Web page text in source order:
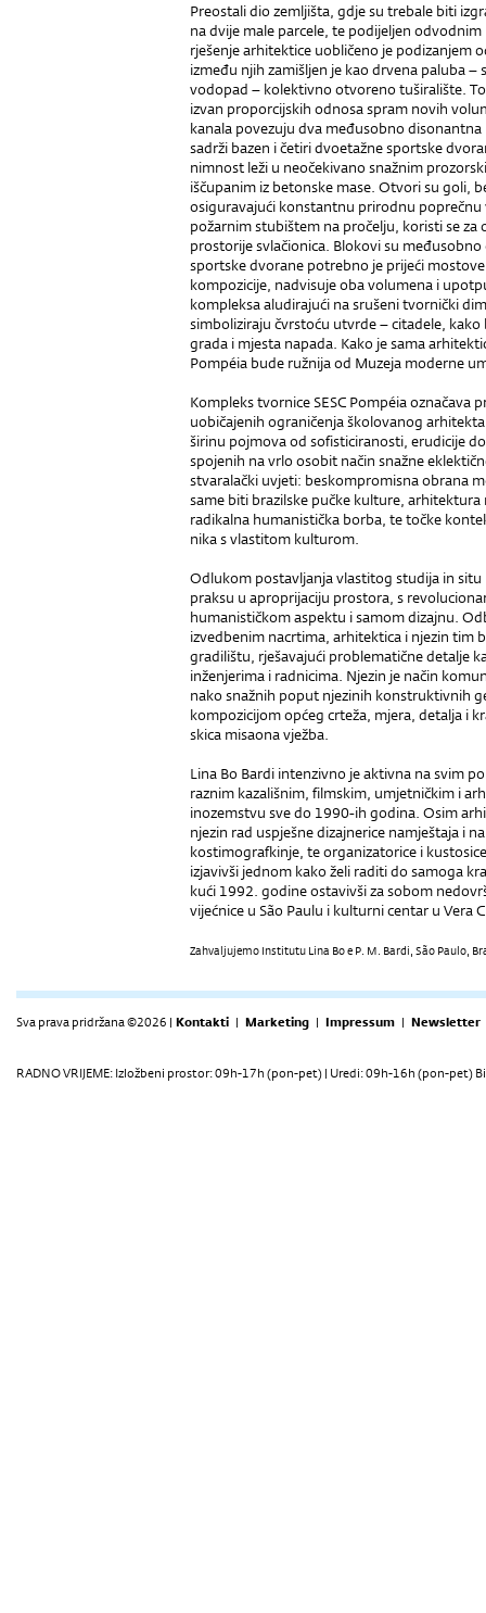
Preostali dio zemljišta, gdje su trebale biti
na dvije male parcele, te podijeljen
rješenje arhitektice uobličeno je podizanjem
između njih zamišljen je kao drvena paluba
vodopad – kolektivno otvoreno tuširalište.
izvan pro­porcijskih odnosa spram novih
kanala povezuju dva me­đusobno
sadrži bazen i četiri dvoetažne sportske
nimnost leži u neočekivano snažnim
iščupanim iz betonske mase. Otvori su goli,
osiguravajući konstantnu prirodnu
požarnim stubištem na pročelju, koristi se
prostorije svlačionica. Blokovi su
sportske dvorane potrebno je prijeći
kompozicije, nadvisuje oba vo­lu­mena i
kompleksa aludirajući na srušeni tvornički
simboliziraju čvrstoću utvrde – citadele, kako
grada i mjesta napada. Kako je sa­ma
Pompéia bude ružnija od Muzeja moderne
Kompleks tvornice SESC Pompéia
uobičajenih ogra­ničenja školovanog
širinu pojmova od sofisticiranosti, erudicije
spojenih na vrlo osobit način snažne
stvaralački uvjeti: beskompromisna obrana
same biti brazilske pučke kulture,
radikalna humanistička borba, te točke
nika s vlastitom kulturom.
Odlukom postavljanja vlastitog studija in
praksu u aproprijaciju prostora, s
humanističkom aspektu i samom dizajnu.
izvedbenim nacrtima, arhitektica i njezin tim
gradilištu, rješavajući problematične detalje
inženjerima i radnicima. Njezin je način
nako snažnih poput njezinih konstruktivnih
kompozicijom općeg crteža, mjera, detalja i
skica misaona vježba.
Lina Bo Bardi intenzivno je aktivna na svim
raznim kazališnim, filmskim, umjetničkim i
inozemstvu sve do 1990-ih godina. Osim
njezin rad uspješne dizajnerice namještaja i
kostimografkinje, te organizatorice i
izjavivši jednom kako želi raditi do samoga
kući 1992. godine ostavivši za sobom
vijećnice u São Paulu i kulturni centar u Vera
Zahvaljujemo Institutu Lina Bo e P. M. Bardi, São Paulo,
Sva prava pridržana ©2026 | Kontakti | Marketing | Impressum | Newsletter
RADNO VRIJEME: Izložbeni prostor: 09h-17h (pon-pet) | Uredi: 09h-16h (pon-pet)